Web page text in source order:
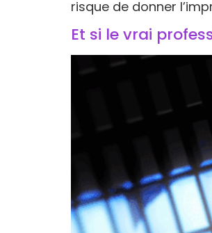
risque de donner
Et si le vrai